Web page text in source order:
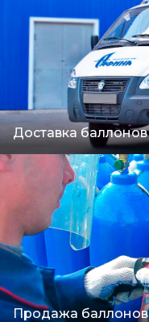
Доставка баллонов
Продажа баллонов